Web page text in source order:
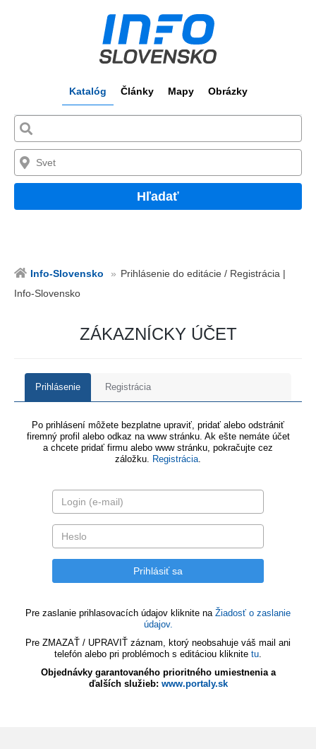
Katalóg Články Mapy Obrázky
Hľadať
Info-Slovensko
Prihlásenie do editácie / Registrácia |
Info-Slovensko
ZÁKAZNÍCKY ÚČET
Prihlásenie Registrácia
Po prihlásení môžete bezplatne upraviť, pridať alebo odstrániť
firemný profil alebo odkaz na www stránku. Ak ešte nemáte účet
a chcete pridať firmu alebo www stránku, pokračujte cez
záložku. Registrácia.
Pre zaslanie prihlasovacích údajov kliknite na Žiadosť o zaslanie
údajov.
Pre ZMAZAŤ / UPRAVIŤ záznam, ktorý neobsahuje váš mail ani
telefón alebo pri problémoch s editáciou kliknite tu.
Objednávky garantovaného prioritného umiestnenia a
ďalších služieb: www.portaly.sk